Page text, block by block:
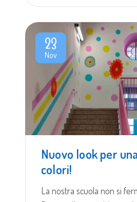
23
Nov
Nuovo look per
colori!
La nostra scuola non si